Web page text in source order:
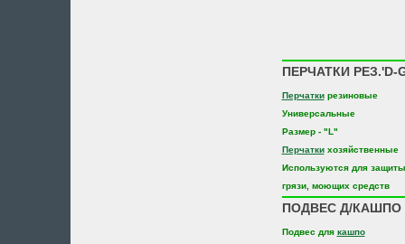
ПЕРЧАТКИ РЕЗ.'D-
Перчаткирезиновые
Универсальные
Размер - "L"
Перчаткихозяйственные
Используются для защиты
грязи, моющих средств
ПОДВЕС Д/КАШПО
Подвес для кашпо